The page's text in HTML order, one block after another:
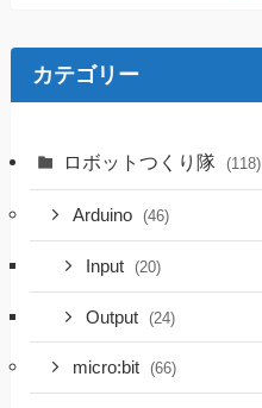
カテゴリー
ロボットつくり隊 (118)
Arduino (46)
Input (20)
Output (24)
micro:bit (66)